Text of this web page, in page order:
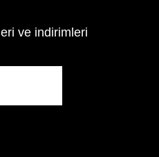
ve indirimleri